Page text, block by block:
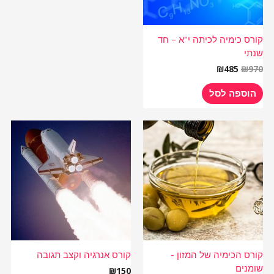
קורס כימיה לכיתה י"א – חד
שנתי
₪970
₪485
הוספה לסל
קורס הכימיה של המזון -
שומנים
קורס אנרגיה וקצב תגובה
₪150